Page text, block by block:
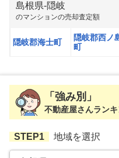
島根県-隠岐
のマンションの売却査定額
隠岐郡海士町
隠岐郡西ノ
町
「強み別」
不動産屋さんラン
STEP1 地域を選択